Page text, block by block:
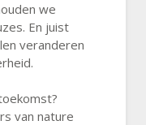
we
En juist
veranderen
van nature